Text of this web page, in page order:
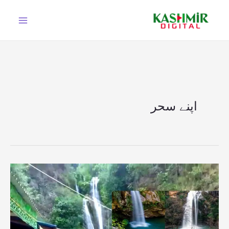
اپنے سحر
جنت
نظیر
وادی
کشمیر